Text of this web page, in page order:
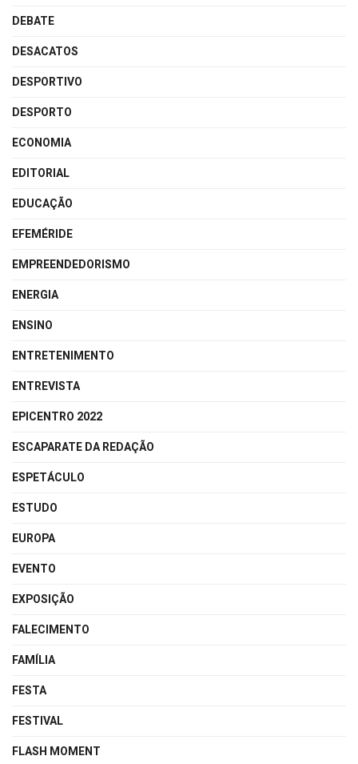
DEBATE
DESACATOS
DESPORTIVO
DESPORTO
ECONOMIA
EDITORIAL
EDUCAÇÃO
EFEMÉRIDE
EMPREENDEDORISMO
ENERGIA
ENSINO
ENTRETENIMENTO
ENTREVISTA
EPICENTRO 2022
ESCAPARATE DA REDAÇÃO
ESPETÁCULO
ESTUDO
EUROPA
EVENTO
EXPOSIÇÃO
FALECIMENTO
FAMÍLIA
FESTA
FESTIVAL
FLASH MOMENT